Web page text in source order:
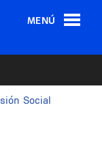
MENÚ
Social